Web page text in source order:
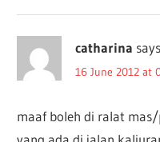
catharina
16 June 2012 at
maaf boleh di ralat